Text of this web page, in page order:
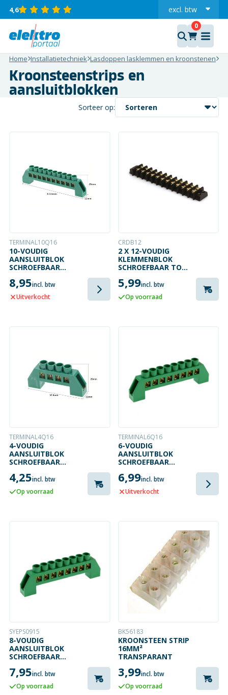
4,6 excl. btw
incl.
Home Installatietechniek Lasdoppen lasklemmen en kroonstenen
Kroonsteenstrips en
aansluitblokken
Sorteer op:
TERMINAL10Q16
10-VOUDIG
AANSLUITBLOK
SCHROEFBAAR
8,95incl. btw
Uitverkocht
CRDB12
2 X 12-VOUDIG
KLEMMENBLOK
SCHROEFBAAR TOT
5,99incl. btw
Op voorraad
TERMINAL4Q16
4-VOUDIG
AANSLUITBLOK
SCHROEFBAAR
4,25incl. btw
Op voorraad
TERMINAL6Q16
6-VOUDIG
AANSLUITBLOK
SCHROEFBAAR
6,99incl. btw
Uitverkocht
SYEPS0915
8-VOUDIG
AANSLUITBLOK
SCHROEFBAAR
7,95incl. btw
Op voorraad
BK56183
KROONSTEEN STRIP
16MM²
TRANSPARANT
3,99incl. btw
Op voorraad